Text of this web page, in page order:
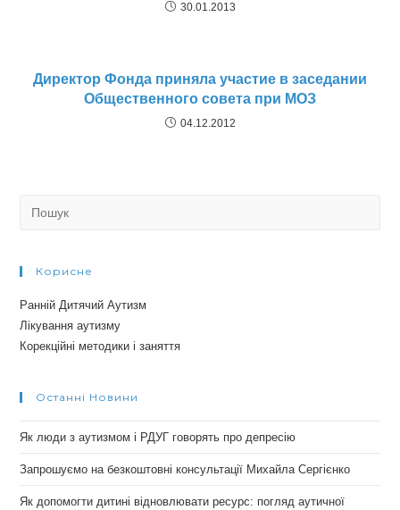
30.01.2013
Директор Фонда приняла участие в заседании
Общественного совета при МОЗ
04.12.2012
Корисне
Ранній Дитячий Аутизм
Лікування аутизму
Корекційні методики і заняття
Останні Новини
Як люди з аутизмом і РДУГ говорять про депресію
Запрошуємо на безкоштовні консультації Михайла Сергієнко
Як допомогти дитині відновлювати ресурс: погляд аутичної